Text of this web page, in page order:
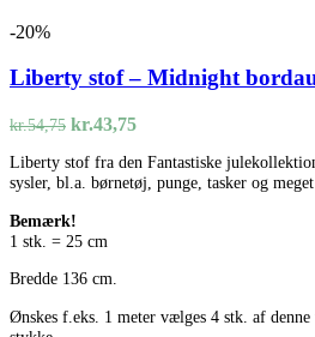
-20%
Liberty stof – Midnight
kr.54,75 Den
pris
var:
kr.43,75Den
pris
er:
Liberty stof fra den Fantastiske
sysler, bl.a. børnetøj, punge, tasker og
Bemærk!
1 stk. = 25 cm
Bredde 136 cm.
Ønskes f.eks. 1 meter vælges 4 stk. af denne